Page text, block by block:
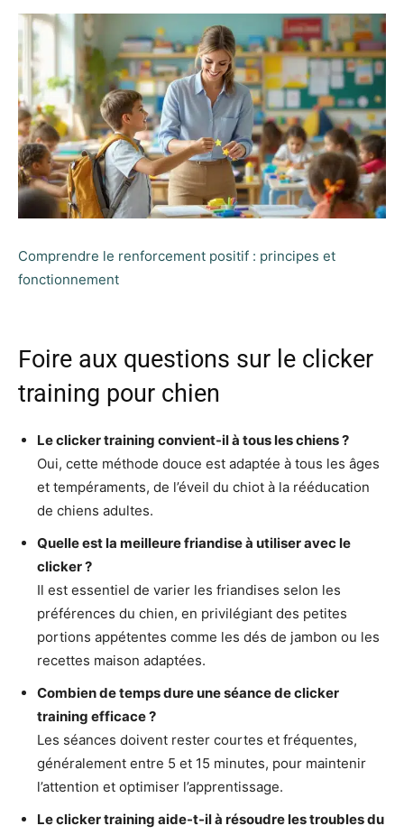
Comprendre le renforcement positif : principes et
fonctionnement
Foire aux questions sur le clicker
training pour chien
Le clicker training convient-il à tous les chiens ?
Oui, cette méthode douce est adaptée à tous les âges
et tempéraments, de l’éveil du chiot à la rééducation
de chiens adultes.
Quelle est la meilleure friandise à utiliser avec le
clicker ?
Il est essentiel de varier les friandises selon les
préférences du chien, en privilégiant des petites
portions appétentes comme les dés de jambon ou les
recettes maison adaptées.
Combien de temps dure une séance de clicker
training efficace ?
Les séances doivent rester courtes et fréquentes,
généralement entre 5 et 15 minutes, pour maintenir
l’attention et optimiser l’apprentissage.
Le clicker training aide-t-il à résoudre les troubles du